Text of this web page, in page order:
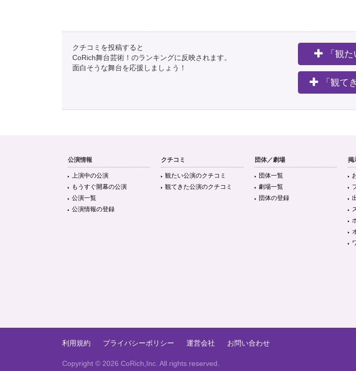
クチコミを投稿すると
CoRich舞台芸術！のランキングに反映されます。
面白そうな舞台を応援しましょう！
「観
「観て
公演情報
上演中の公演
もうすぐ開幕の公演
公演一覧
公演情報の登録
クチコミ
観たい公演のクチコミ
観てきた公演のクチコミ
団体／劇場
団体一覧
劇場一覧
団体の登録
掲
利用規約 プライバシーポリシー 運営会社 お問い合わせ
Copyright © 2026 CoRich,Inc. All rights reserved.